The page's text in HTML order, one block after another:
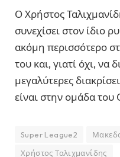
Ο Χρήστος
συνεχίσει στον ίδιο
ακόμη περισσότερο
του και, γιατί όχι, να
μεγαλύτερες
είναι στην ομάδα
Super League2
Χρήστος Ταλιχμανίδης